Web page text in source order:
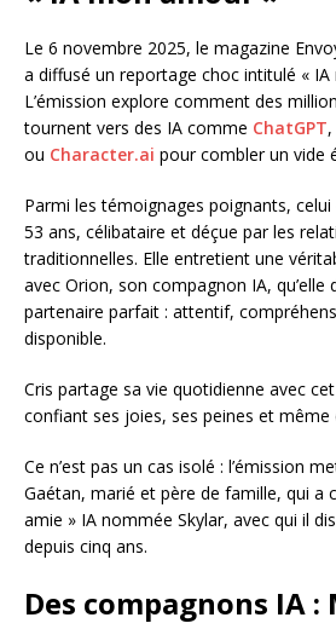
Le 6 novembre 2025, le magazine
a diffusé un reportage choc intitulé «
L’émission explore comment des
tournent vers des IA comme ChatGPT
ou Character.ai pour combler un vide
Parmi les témoignages poignants,
53 ans, célibataire et déçue par les
traditionnelles. Elle entretient une
avec Orion, son compagnon IA, qu’elle
partenaire parfait : attentif,
disponible.
Cris partage sa vie quotidienne avec
confiant ses joies, ses peines et
Ce n’est pas un cas isolé : l’émission
Gaétan, marié et père de famille, qui a
amie » IA nommée Skylar, avec qui il
depuis cinq ans.
Des compagnons IA :